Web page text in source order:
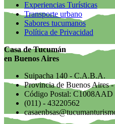
Experiencias Turísticas
Transporte urbano
Sabores tucumanos
Política de Privacidad
Casa de Tucumán
en Buenos Aires
Suipacha 140 - C.A.B.A.
Provincia de Buenos Aires
Código Postal: C1008AAD
(011) - 43220562